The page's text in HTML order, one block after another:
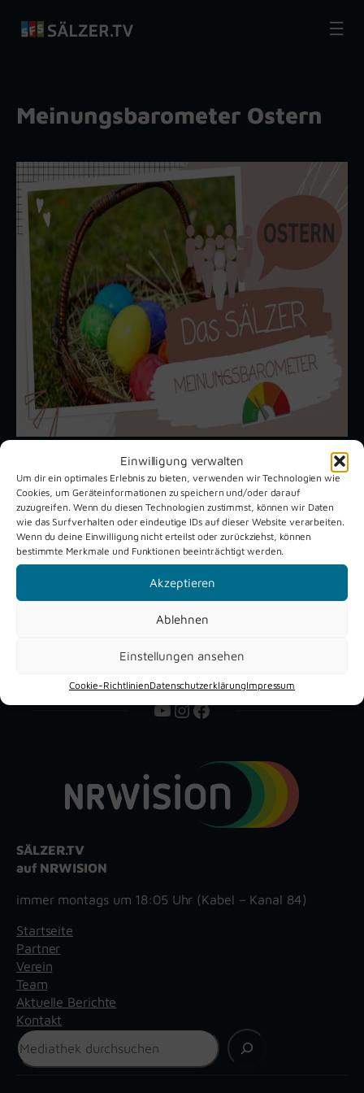
Einwilligung verwalten
Um dir ein optimales Erlebnis zu bieten, verwenden wir Technologien wie
Cookies, um Geräteinformationen zu speichern und/oder darauf
zuzugreifen. Wenn du diesen Technologien zustimmst, können wir Daten
wie das Surfverhalten oder eindeutige IDs auf dieser Website verarbeiten.
Wenn du deine Einwilligung nicht erteilst oder zurückziehst, können
bestimmte Merkmale und Funktionen beeinträchtigt werden.
Akzeptieren
Ablehnen
Einstellungen ansehen
Cookie-RichtlinienDatenschutzerklärungImpressum
Meinungsbarometer Ostern
Unsere aktuellen Reportagen
Schützenfest
Verne 2026
Dreckburg
YouTube
Instagram
Facebook
SÄLZER.TV
auf NRWISION
immer montags um 18:05 Uhr (Kabel – Kanal 84)
Startseite
Partner
Verein
Team
Aktuelle Berichte
Kontakt
Suchen